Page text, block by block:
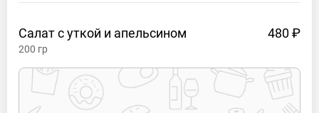
Салат с уткой и апельсином 480 ₽
200 гр